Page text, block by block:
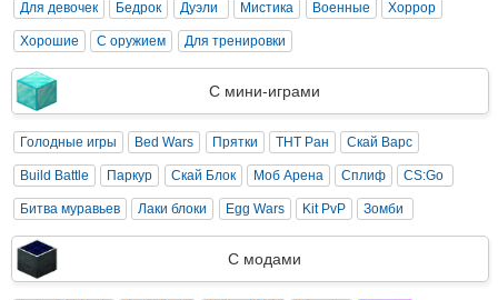
Для девочек Бедрок Дуэли Мистика Военные Хоррор
Хорошие С оружием Для тренировки
С мини-играми
Голодные игры Bed Wars Прятки ТНТ Ран Скай Варс
Build Battle Паркур Скай Блок Моб Арена Сплиф CS:Go
Битва муравьев Лаки блоки Egg Wars Kit PvP Зомби
С модами